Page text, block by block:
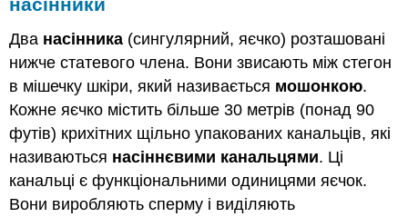
Два насінника (сингулярний, яєчко) розташовані
нижче статевого члена. Вони звисають між стегон
в мішечку шкіри, який називається мошонкою.
Кожне яєчко містить більше 30 метрів (понад 90
футів) крихітних щільно упакованих канальців, які
називаються насіннєвими канальцями. Ці
канальці є функціональними одиницями яєчок.
Вони виробляють сперму і виділяють